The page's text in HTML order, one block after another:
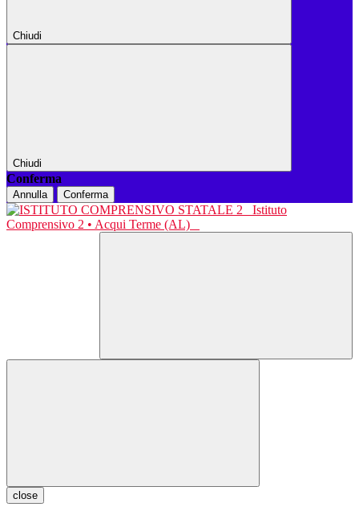
Chiudi
Chiudi
Conferma
Annulla Conferma
Istituto
Comprensivo 2 • Acqui Terme (AL)
close